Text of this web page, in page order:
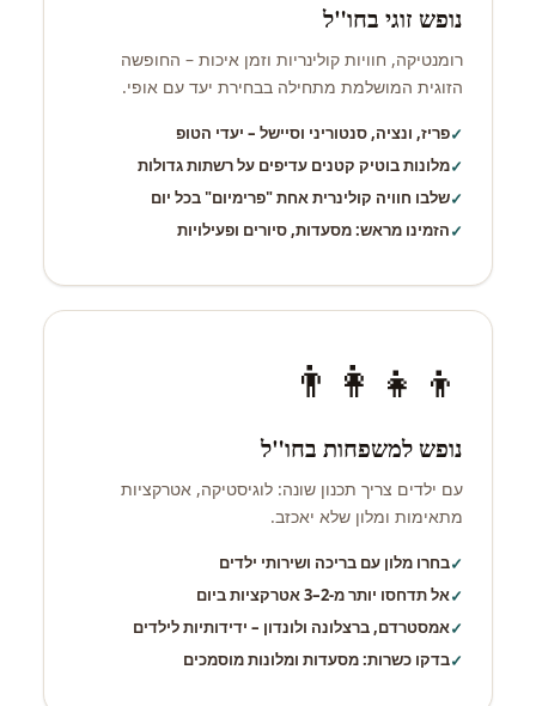
נופש זוגי בחו"ל
רומנטיקה, חוויות קולינריות וזמן איכות – החופשה
הזוגית המושלמת מתחילה בבחירת יעד עם אופי.
פריז, ונציה, סנטוריני וסיישל – יעדי הטופ
מלונות בוטיק קטנים עדיפים על רשתות גדולות
שלבו חוויה קולינרית אחת "פרימיום" בכל יום
הזמינו מראש: מסעדות, סיורים ופעילויות
👨‍👩‍👧‍👦
נופש למשפחות בחו"ל
עם ילדים צריך תכנון שונה: לוגיסטיקה, אטרקציות
מתאימות ומלון שלא יאכזב.
בחרו מלון עם בריכה ושירותי ילדים
אל תדחסו יותר מ-2–3 אטרקציות ביום
אמסטרדם, ברצלונה ולונדון – ידידותיות לילדים
בדקו כשרות: מסעדות ומלונות מוסמכים